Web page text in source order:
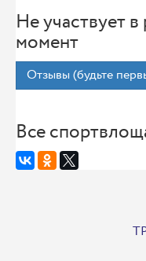
Не участвует
момент
Отзывы (будьте
Все